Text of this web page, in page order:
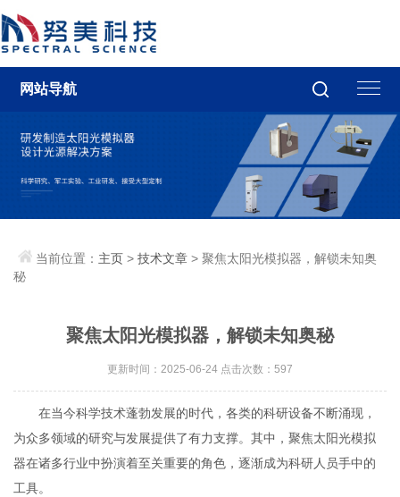
网站导航
当前位置： 主页 >技术文章 > 聚焦太阳光模拟器，解锁未知奥
秘
聚焦太阳光模拟器，解锁未知奥秘
更新时间：2025-06-24 点击次数：597
在当今科学技术蓬勃发展的时代，各类的科研设备不断涌现，
为众多领域的研究与发展提供了有力支撑。其中，聚焦太阳光模拟
器在诸多行业中扮演着至关重要的角色，逐渐成为科研人员手中的
工具。